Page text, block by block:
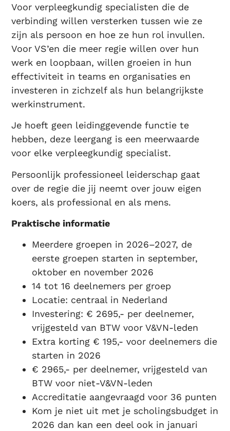
Voor verpleegkundig specialisten die de
verbinding willen versterken tussen wie ze
zijn als persoon en hoe ze hun rol invullen.
Voor VS’en die meer regie willen over hun
werk en loopbaan, willen groeien in hun
effectiviteit in teams en organisaties en
investeren in zichzelf als hun belangrijkste
werkinstrument.
Je hoeft geen leidinggevende functie te
hebben, deze leergang is een meerwaarde
voor elke verpleegkundig specialist.
Persoonlijk professioneel leiderschap gaat
over de regie die jij neemt over jouw eigen
koers, als professional en als mens.
Praktische informatie
Meerdere groepen in 2026–2027, de
eerste groepen starten in september,
oktober en november 2026
14 tot 16 deelnemers per groep
Locatie: centraal in Nederland
Investering: € 2695,- per deelnemer,
vrijgesteld van BTW voor V&VN-leden
Extra korting € 195,- voor deelnemers die
starten in 2026
€ 2965,- per deelnemer, vrijgesteld van
BTW voor niet-V&VN-leden
Accreditatie aangevraagd voor 36 punten
Kom je niet uit met je scholingsbudget in
2026 dan kan een deel ook in januari